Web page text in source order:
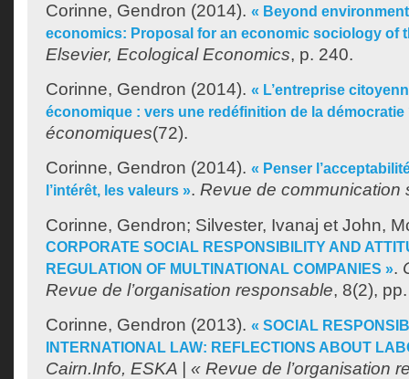
Corinne, Gendron (2014). « Beyond
economics: Proposal for an economic sociology of
Elsevier, Ecological Economics, p. 240.
Corinne, Gendron (2014). « L’entreprise
économique : vers une redéfinition de la démocratie
économiques(72).
Corinne, Gendron (2014). « Penser
l’intérêt, les valeurs ». Revue de communication
Corinne, Gendron; Silvester, Ivanaj et John,
CORPORATE SOCIAL RESPONSIBILITY AND
REGULATION OF MULTINATIONAL COMPANIES ».
Revue de l’organisation responsable, 8(2),
Corinne, Gendron (2013). « SOCIAL
INTERNATIONAL LAW: REFLECTIONS ABOUT
Cairn.Info, ESKA | « Revue de l’organisation